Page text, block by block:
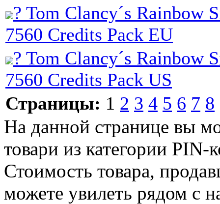
? Tom Clancy´s Rainbow
7560 Credits Pack EU
? Tom Clancy´s Rainbow
7560 Credits Pack US
Страницы: 1 2 3 4 5 6 7 8
На данной странице вы
товари из категории
Стоимость товара,
можете увилеть рядом с